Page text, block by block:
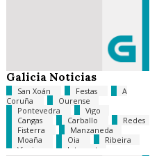
Galicia Noticias
San Xoán Festas
A
Coruña
Ourense
Pontevedra
Vigo
Cangas
Carballo
Redes
Fisterra
Manzaneda
Moaña
Oia
Ribeira
Viveiro
Internet